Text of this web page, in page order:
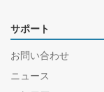
サポート
お問い合わせ
ニュース